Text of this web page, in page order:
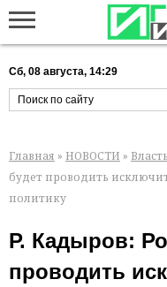
Сб, 08 августа, 14:29
Главная » НОВОСТИ »
будет проводить
политику
Р. Кадыров:
проводить